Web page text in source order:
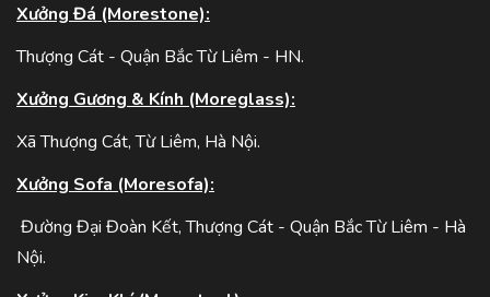
Xưởng Đá (Morestone):
Thượng Cát - Quận Bắc Từ Liêm - HN.
Xưởng Gương & Kính (Moreglass):
Xã Thượng Cát, Từ Liêm, Hà Nội.
Xưởng Sofa (Moresofa):
Đường Đại Đoàn Kết, Thượng Cát - Quận Bắc Từ Liêm - Hà
Nội.